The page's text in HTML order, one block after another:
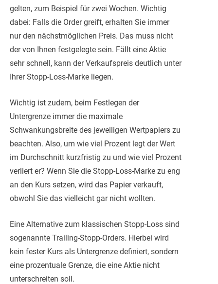
gelten, zum Beispiel für zwei Wochen. Wichtig
dabei: Falls die Order greift, erhalten Sie immer
nur den nächstmöglichen Preis. Das muss nicht
der von Ihnen festgelegte sein. Fällt eine Aktie
sehr schnell, kann der Verkaufspreis deutlich unter
Ihrer Stopp-Loss-Marke liegen.
Wichtig ist zudem, beim Festlegen der
Untergrenze immer die maximale
Schwankungsbreite des jeweiligen Wertpapiers zu
beachten. Also, um wie viel Prozent legt der Wert
im Durchschnitt kurzfristig zu und wie viel Prozent
verliert er? Wenn Sie die Stopp-Loss-Marke zu eng
an den Kurs setzen, wird das Papier verkauft,
obwohl Sie das vielleicht gar nicht wollten.
Eine Alternative zum klassischen Stopp-Loss sind
sogenannte Trailing-Stopp-Orders. Hierbei wird
kein fester Kurs als Untergrenze definiert, sondern
eine prozentuale Grenze, die eine Aktie nicht
unterschreiten soll.